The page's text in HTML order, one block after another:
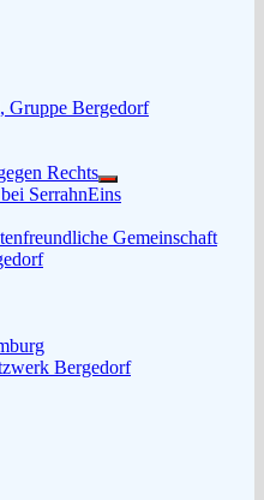
Gruppe Bergedorf
Rechts
Untermenü
anzeigen
SerrahnEins
Gemeinschaft
Bergedorf